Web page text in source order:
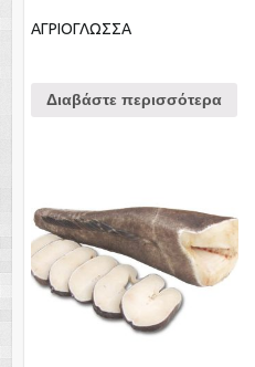
ΑΓΡΙΟΓΛΩΣΣΑ
Διαβάστε περισσότερα